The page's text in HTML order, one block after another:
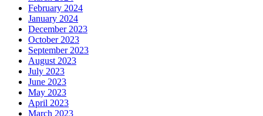
February 2024
January 2024
December 2023
October 2023
September 2023
August 2023
July 2023
June 2023
May 2023
April 2023
March 2023